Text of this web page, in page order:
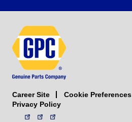
Career Site Cookie Preferences
Privacy Policy